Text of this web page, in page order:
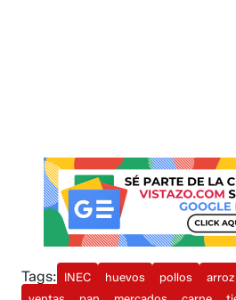
Tags: INEC huevos pollos arroz